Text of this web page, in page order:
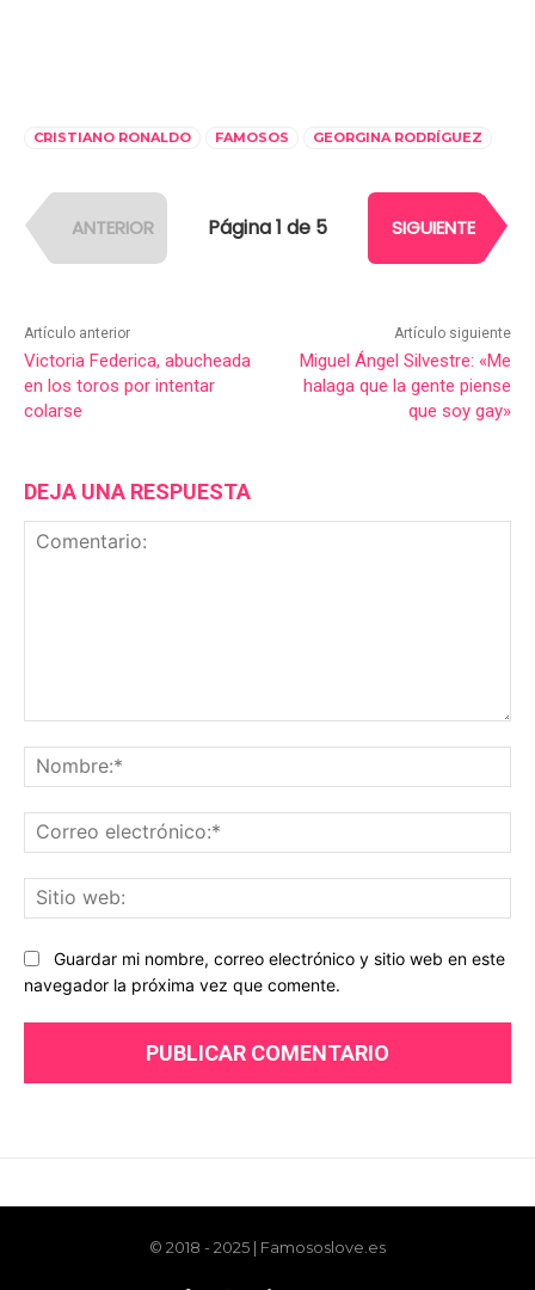
© 2018 - 2025 | Famososlove.es